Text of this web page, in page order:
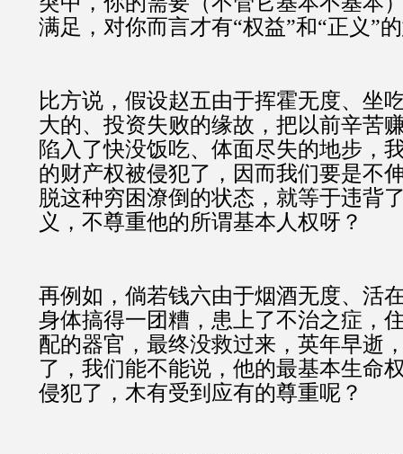
满足，对你而言才有“权益”和“正义”
比方说， 假设赵五由于挥霍无度、坐
大的、投资失败的缘故，把以前辛苦
陷入了快没饭吃、体面尽失的地步，
的财产权被侵犯了，因而我们要是不
脱这种穷困潦倒的状态，就等于违背
义，不尊重他的所谓基本人权呀？
再例如，倘若钱六由于烟酒无度、活
身体搞得一团糟，患上了不治之症，
配的器官，最终没救过来，英年早逝
了，我们能不能说，他的最基本生命
侵犯了，木有受到应有的尊重呢？